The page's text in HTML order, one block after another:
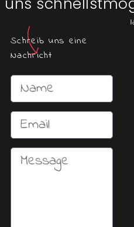
Schreib uns eine
Nachricht